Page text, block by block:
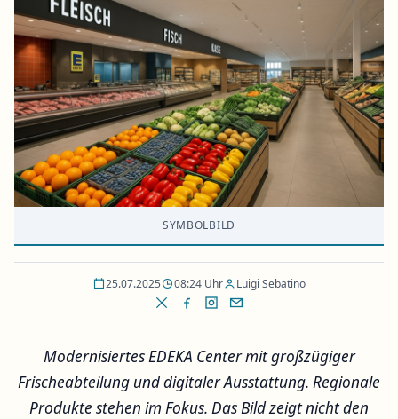
SYMBOLBILD
25.07.2025 08:24 Uhr Luigi Sebatino
Modernisiertes EDEKA Center mit großzügiger
Frischeabteilung und digitaler Ausstattung. Regionale
Produkte stehen im Fokus. Das Bild zeigt nicht den